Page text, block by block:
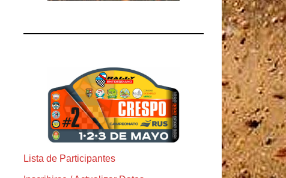
Lista de Participantes